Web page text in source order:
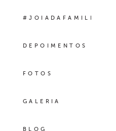
#JOIADAFAMILIA
DEPOIMENTOS
FOTOS
GALERIA
BLOG